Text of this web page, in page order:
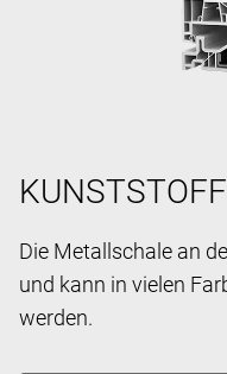
Die Metallschale an
und kann in vielen
werden.